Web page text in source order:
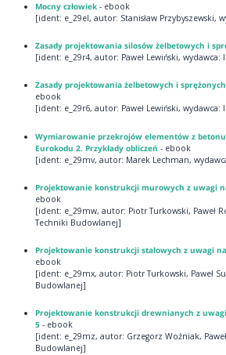
Mocny człowiek- ebook
[ident: e_29el, autor: Stanisław Przybyszewski,
Zasady projektowania silosów żelbetowych i
[ident: e_29r4, autor: Paweł Lewiński,
Zasady projektowania żelbetowych i
ebook
[ident: e_29r6, autor: Paweł Lewiński,
Wymiarowanie przekrojów elementów z betonu
Eurokodu 2. Przykłady obliczeń - ebook
[ident: e_29mv, autor: Marek Lechman,
Projektowanie konstrukcji murowych z uwagi
ebook
[ident: e_29mw, autor: Piotr Turkowski, Paweł
Techniki Budowlanej]
Projektowanie konstrukcji stalowych z uwagi
ebook
[ident: e_29mx, autor: Piotr Turkowski, Paweł
Budowlanej]
Projektowanie konstrukcji drewnianych z
5- ebook
[ident: e_29mz, autor: Grzegorz Woźniak,
Budowlanej]